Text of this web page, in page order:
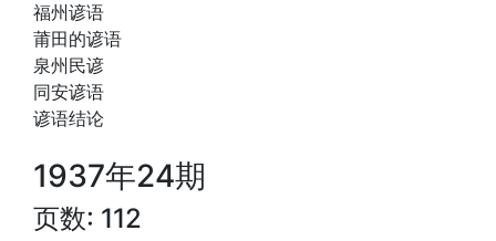
福州谚语
莆田的谚语
泉州民谚
同安谚语
谚语结论
1937年24期
页数: 112